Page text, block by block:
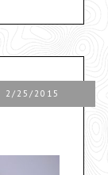
2/25/2015